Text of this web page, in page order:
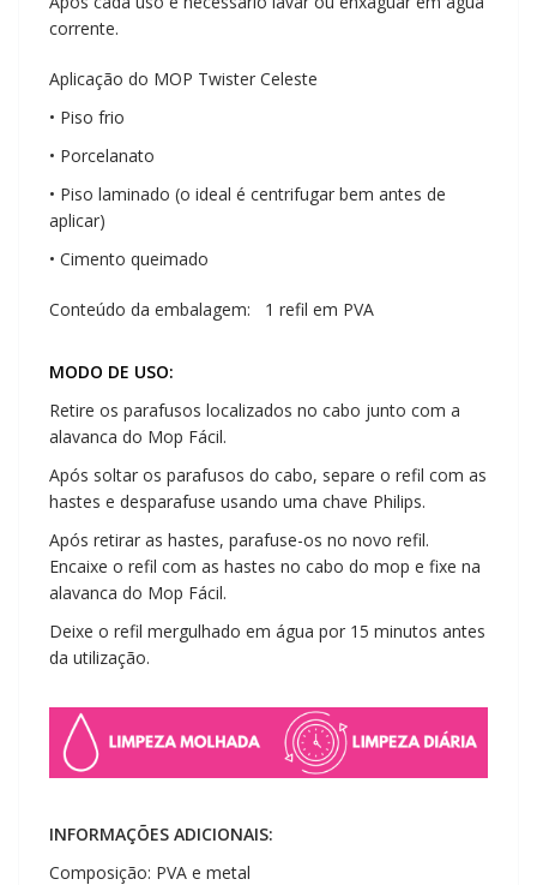
corrente.
Aplicação do MOP Twister Celeste
• Piso frio
• Porcelanato
• Piso laminado (o ideal é centrifugar bem antes de
aplicar)
• Cimento queimado
Conteúdo da embalagem: 1 refil em PVA
MODO DE USO:
Retire os parafusos localizados no cabo junto com a
alavanca do Mop Fácil.
Após soltar os parafusos do cabo, separe o refil com as
hastes e desparafuse usando uma chave Philips.
Após retirar as hastes, parafuse-os no novo refil.
Encaixe o refil com as hastes no cabo do mop e fixe na
alavanca do Mop Fácil.
Deixe o refil mergulhado em água por 15 minutos antes
da utilização.
INFORMAÇÕES ADICIONAIS:
Composição: PVA e metal